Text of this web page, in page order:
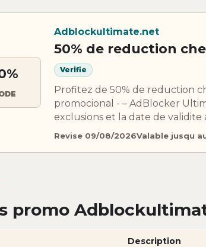
Adblockultimate.net
50% de reduction
Verifie
Profitez de 50% de reduction
promocional - – AdBlocker
exclusions et la date de
Revise 09/08/2026Valable jusqu
promo
Description